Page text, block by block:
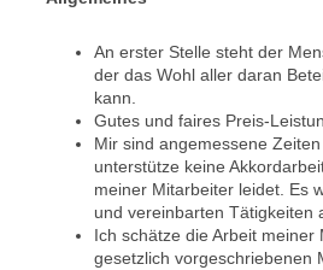
An erster Stelle steht der
der das Wohl aller daran
kann.
Gutes und faires Preis-
Mir sind angemessene
unterstütze keine
meiner Mitarbeiter leidet. Es
und vereinbarten Tätigkeiten
Ich schätze die Arbeit
gesetzlich vorgeschriebenen